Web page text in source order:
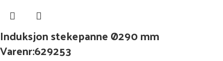
Induksjon stekepanne Ø290 mm
Varenr:629253